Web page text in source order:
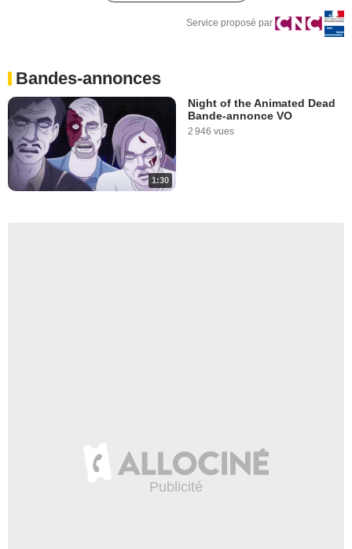
Service proposé par
Bandes-annonces
1:30
Night of the Animated Dead
Bande-annonce VO
2 946 vues